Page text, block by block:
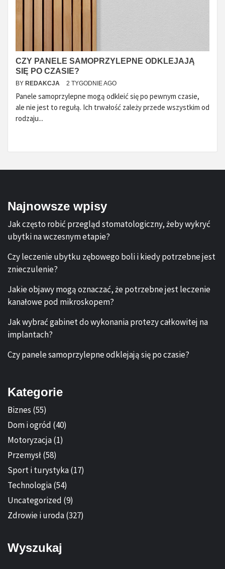
CZY PANELE SAMOPRZYLEPNE ODKLEJAJĄ
SIĘ PO CZASIE?
BY REDAKCJA 2 TYGODNIE AGO
Panele samoprzylepne mogą odkleić się po pewnym czasie,
ale nie jest to regułą. Ich trwałość zależy przede wszystkim od
rodzaju...
Najnowsze wpisy
Jak często robić przegląd stomatologiczny, żeby wykryć
ubytki na wczesnym etapie?
Czy leczenie ubytku zębowego boli i kiedy potrzebne jest
znieczulenie?
Jakie objawy mogą oznaczać, że potrzebne jest leczenie
kanałowe pod mikroskopem?
Jak wybrać gabinet do wykonania protezy całkowitej na
implantach?
Czy panele samoprzylepne odklejają się po czasie?
Kategorie
Biznes (55)
Dom i ogród (40)
Motoryzacja(1)
Przemysł(58)
Sport i turystyka(17)
Technologia(54)
Uncategorized (9)
Zdrowie i uroda(327)
Wyszukaj